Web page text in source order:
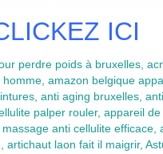
ICI
perdre poids à bruxelles,
amazon belgique
anti aging bruxelles,
palper rouler, appareil
anti cellulite efficace,
artichaut laon fait il maigrir,